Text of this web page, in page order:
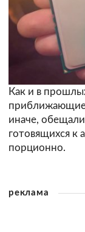
Как и в
иначе,
готовящихся к
порционно.
реклама